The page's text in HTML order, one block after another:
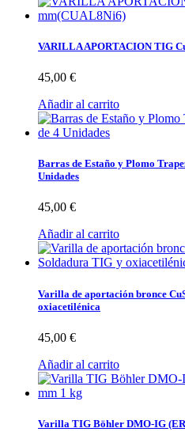
VARILLA APORTACION TIG
45,00 €
Añadir al carrito
Barras de Estaño y Plomo
Unidades
45,00 €
Añadir al carrito
Varilla de aportación bronce
oxiacetilénica
45,00 €
Añadir al carrito
Varilla TIG Böhler DMO-IG